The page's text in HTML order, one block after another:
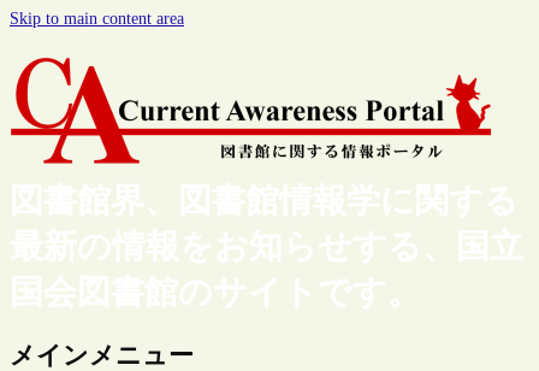
Skip to main content area
図書館界、図書館情報学に関する
最新の情報をお知らせする、国立
国会図書館のサイトです。
メインメニュー